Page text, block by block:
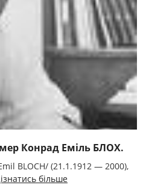
Конрад Еміль БЛОХ.
BLOCH/ (21.1.1912 — 2000),
більше